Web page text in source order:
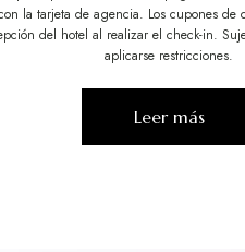
la tarjeta de agencia. Los cupones de
del hotel al realizar el check-in.
aplicarse restricciones.
Leer más